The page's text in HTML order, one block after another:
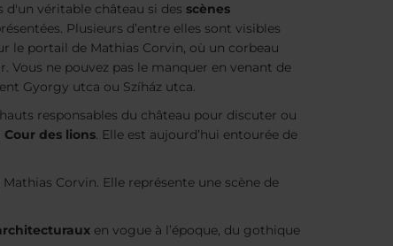
d'un véritable château si des scènes
Plusieurs d’entre elles sont visibles
le portail de Mathias Corvin, où un corbeau
Vous ne pouvez pas le manquer en venant de
Gyorgy utca ou Szíház utca.
responsables du château pour discuter ou
Cour des lions. Elle est aujourd’hui entourée de
Corvin. Elle représente une scène de
en vogue à l’époque, du gothique